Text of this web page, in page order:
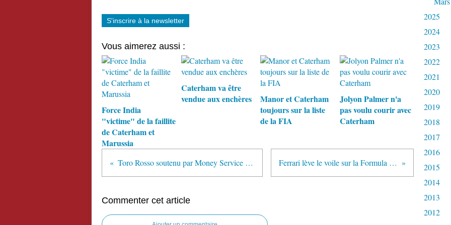
S'inscrire à la newsletter
Vous aimerez aussi :
Force India
"victime" de la faillite
de Caterham et
Marussia
Caterham va être
vendue aux enchères
Manor et Caterham
toujours sur la liste
de la FIA
Jolyon Palmer n'a
pas voulu courir avec
Caterham
Toro Rosso soutenu par Money Service Group Ferrari lève le voile sur la Formula Rossa
Commenter cet article
2025
2024
2023
2022
2021
2020
2019
2018
2017
2016
2015
2014
2013
2012